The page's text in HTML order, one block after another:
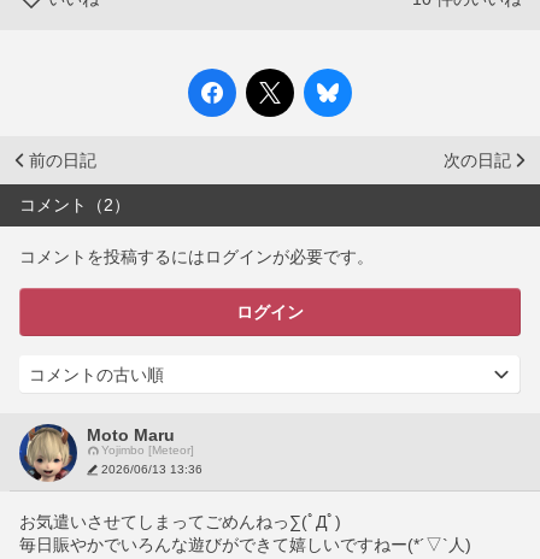
前の日記 次の日記
コメント（2）
コメントを投稿するにはログインが必要です。
ログイン
Moto Maru
Yojimbo [Meteor]
2026/06/13 13:36
お気遣いさせてしまってごめんねっ∑(ﾟДﾟ)
毎日賑やかでいろんな遊びができて嬉しいですねー(*´▽`人)